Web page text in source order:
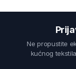
Ne propustite
kućnog